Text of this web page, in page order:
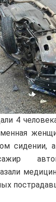
4
сидении,